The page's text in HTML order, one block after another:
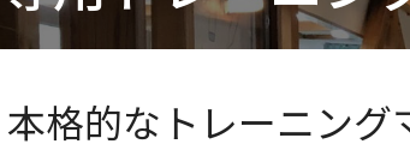
本格的なトレーニング